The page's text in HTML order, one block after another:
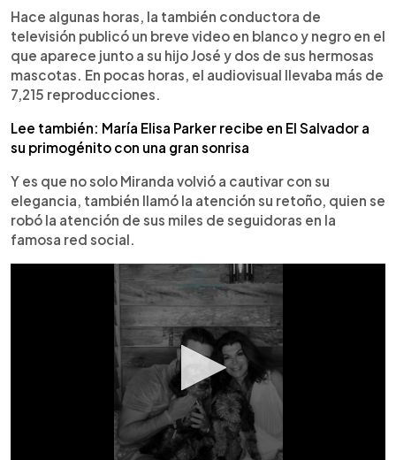
Hace algunas horas, la también conductora de
televisión publicó un breve video en blanco y negro en el
que aparece junto a su hijo José y dos de sus hermosas
mascotas. En pocas horas, el audiovisual llevaba más de
7,215 reproducciones.
Lee también: María Elisa Parker recibe en El Salvador a
su primogénito con una gran sonrisa
Y es que no solo Miranda volvió a cautivar con su
elegancia, también llamó la atención su retoño, quien se
robó la atención de sus miles de seguidoras en la
famosa red social.